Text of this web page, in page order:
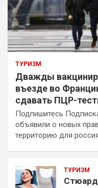
ТУРИЗМ
Дважды
въезде во
сдавать ПЦР-
Подпишитесь
объявили о новых
территорию для
ТУРИЗМ